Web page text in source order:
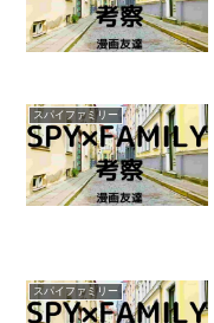
スパイファミリー
スパイファミリー